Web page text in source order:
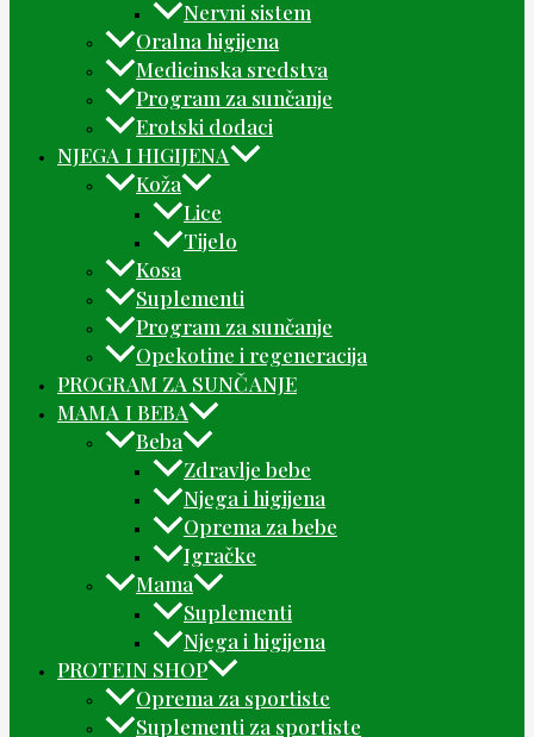
Nervni sistem
Oralna higijena
Medicinska sredstva
Program za sunčanje
Erotski dodaci
NJEGA I HIGIJENA
Koža
Lice
Tijelo
Kosa
Suplementi
Program za sunčanje
Opekotine i regeneracija
PROGRAM ZA SUNČANJE
MAMA I BEBA
Beba
Zdravlje bebe
Njega i higijena
Oprema za bebe
Igračke
Mama
Suplementi
Njega i higijena
PROTEIN SHOP
Oprema za sportiste
Suplementi za sportiste